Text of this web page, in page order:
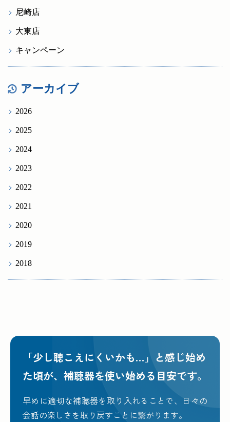
尼崎店
大東店
キャンペーン
アーカイブ
2026
2025
2024
2023
2022
2021
2020
2019
2018
「少し聴こえにくいかも…」と感じ始め
た頃が、 補聴器を使い始める目安です。
早めに適切な補聴器を取り入れることで、日々の
会話の楽しさを取り戻すことに繋がります。